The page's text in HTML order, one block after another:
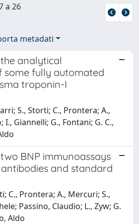
a 26
metadati
analytical
some fully automated
troponin-I
S., Storti; C., Prontera; A.,
I., Giannelli; G., Fontani; G. C.,
BNP immunoassays
and standard
C., Prontera; A., Mercuri; S.,
Passino, Claudio; L., Zyw; G.
Aldo